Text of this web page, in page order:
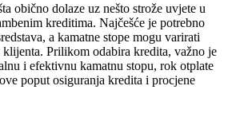
obično dolaze uz nešto strože uvjete u
kreditima. Najčešće je potrebno
a kamatne stope mogu varirati
Prilikom odabira kredita, važno je
i efektivnu kamatnu stopu, rok otplate
poput osiguranja kredita i procjene